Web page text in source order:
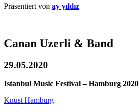
Präsentiert von ay yıldız
Canan Uzerli & Band
29.05.2020
Istanbul Music Festival – Hamburg 2020
Knust Hamburg